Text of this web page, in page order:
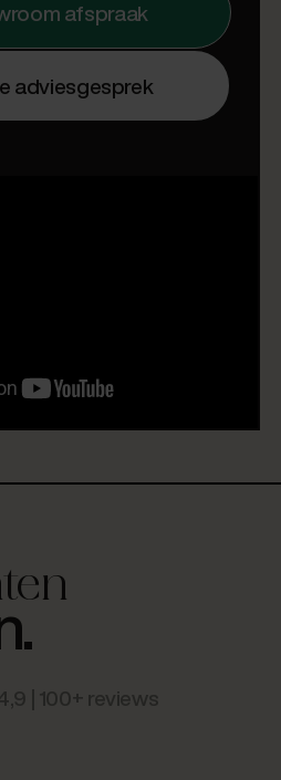
afspraak
adviesgesprek
| 100+ reviews